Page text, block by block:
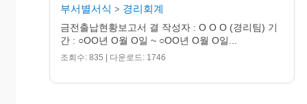
부서별서식 > 경리회계
금전출납현황보고서 결 작성자 : O O O (경리팀) 기
간 : ○OO년 O월 O일 ~ ○OO년 O월 O일...
조회수: 835 | 다운로드: 1746